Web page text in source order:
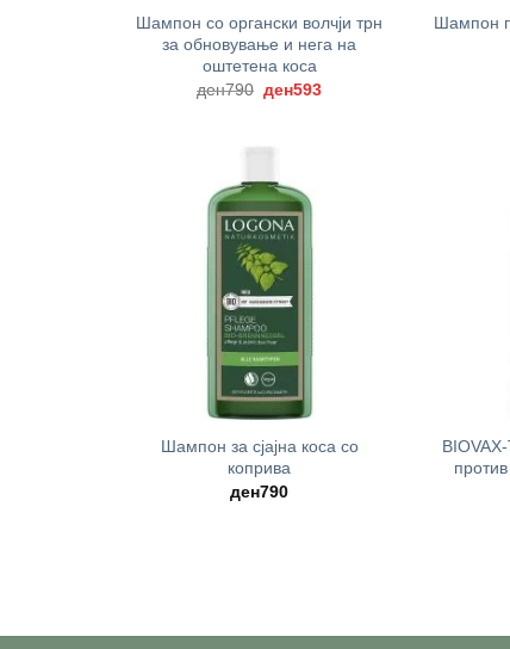
Шампон со органски волчји трн
за обновување и нега на
оштетена коса
ден790 Original
price
ден593Current
Шампон
Шампон за сјајна коса со
коприва
ден790